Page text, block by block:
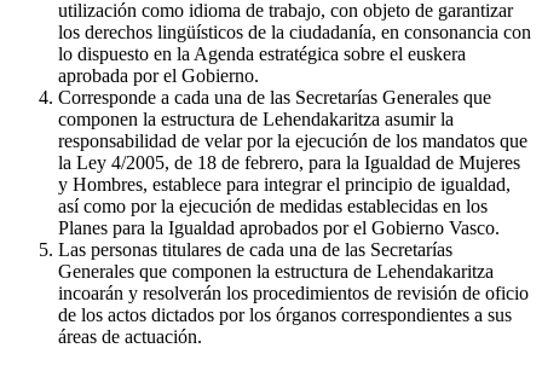
utilización como idioma de trabajo, con objeto de garantizar
los derechos lingüísticos de la ciudadanía, en consonancia con
lo dispuesto en la Agenda estratégica sobre el euskera
aprobada por el Gobierno.
Corresponde a cada una de las Secretarías Generales que
componen la estructura de Lehendakaritza asumir la
responsabilidad de velar por la ejecución de los mandatos que
la Ley 4/2005, de 18 de febrero, para la Igualdad de Mujeres
y Hombres, establece para integrar el principio de igualdad,
así como por la ejecución de medidas establecidas en los
Planes para la Igualdad aprobados por el Gobierno Vasco.
Las personas titulares de cada una de las Secretarías
Generales que componen la estructura de Lehendakaritza
incoarán y resolverán los procedimientos de revisión de oficio
de los actos dictados por los órganos correspondientes a sus
áreas de actuación.